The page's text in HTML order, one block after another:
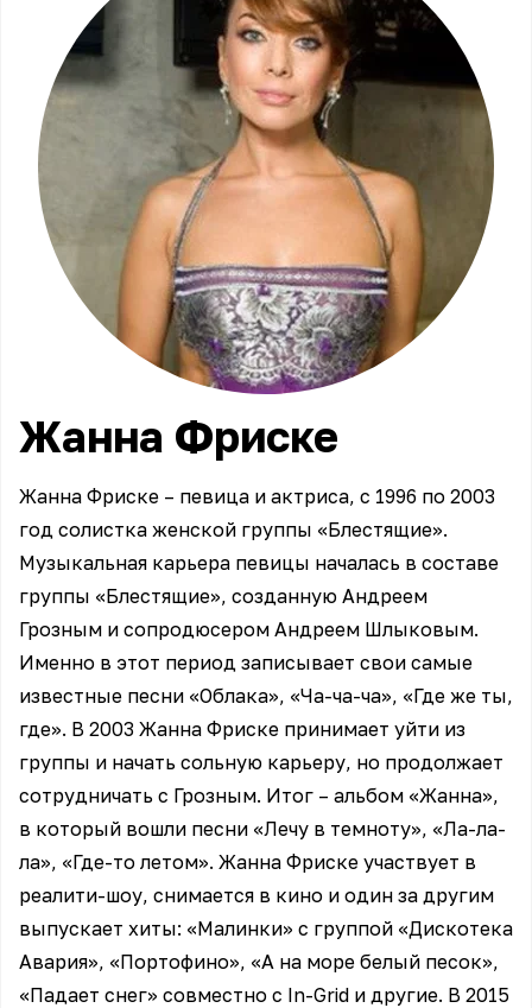
Жанна Фриске
Жанна Фриске – певица и актриса, с 1996 по 2003
год солистка женской группы «Блестящие».
Музыкальная карьера певицы началась в составе
группы «Блестящие», созданную Андреем
Грозным и сопродюсером Андреем Шлыковым.
Именно в этот период записывает свои самые
известные песни «Облака», «Ча-ча-ча», «Где же ты,
где». В 2003 Жанна Фриске принимает уйти из
группы и начать сольную карьеру, но продолжает
сотрудничать с Грозным. Итог – альбом «Жанна»,
в который вошли песни «Лечу в темноту», «Ла-ла-
ла», «Где-то летом». Жанна Фриске участвует в
реалити-шоу, снимается в кино и один за другим
выпускает хиты: «Малинки» с группой «Дискотека
Авария», «Портофино», «А на море белый песок»,
«Падает снег» совместно с In-Grid и другие. В 2015